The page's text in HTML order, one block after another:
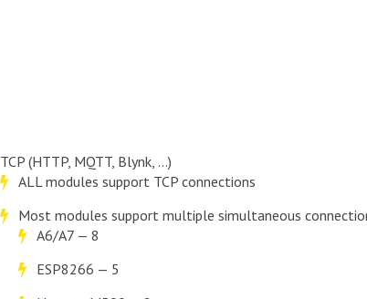
TCP (HTTP, MQTT, Blynk, …)
ALL modules support TCP connections
Most modules support multiple simultaneous
A6/A7 — 8
ESP8266 — 5